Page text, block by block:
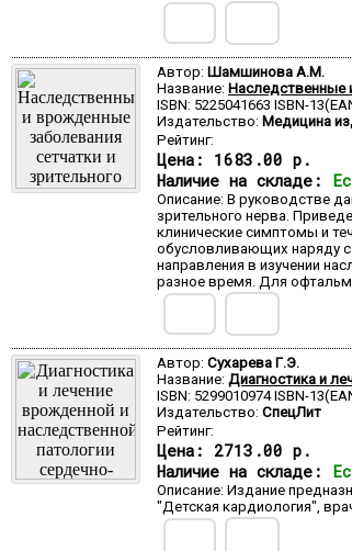
Автор: Шамшинова А.М.
Название: Наследственные
ISBN: 5225041663 ISBN-
Издательство: Медицина
Рейтинг:
Цена: 1683.00 р.
Наличие на складе:
Описание: В руководстве
зрительного нерва.
клинические симптомы и
обусловливающих наряду
направления в изучении
разное время. Для
Автор: Сухарева Г.Э.
Название: Диагностика и
ISBN: 5299010974 ISBN-
Издательство: СпецЛит
Рейтинг:
Цена: 2713.00 р.
Наличие на складе:
Описание: Издание
"Детская кардиология",